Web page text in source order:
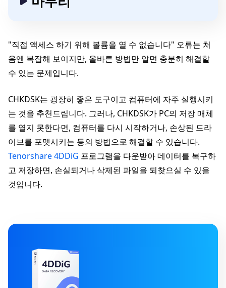
"직접 액세스 하기 위해 볼륨을 열 수 없습니다" 오류는 처
음엔 복잡해 보이지만, 올바른 방법만 알면 충분히 해결할
수 있는 문제입니다.
CHKDSK는 굉장히 좋은 도구이고 컴퓨터에 자주 실행시키
는 것을 추천드립니다. 그러나, CHKDSK가 PC의 저장 매체
를 열지 못한다면, 컴퓨터를 다시 시작하거나, 손상된 드라
이브를 포맷시키는 등의 방법으로 해결할 수 있습니다.
Tenorshare 4DDiG 프로그램을 다운받아 데이터를 복구하
고 저장하면, 손실되거나 삭제된 파일을 되찾으실 수 있을
것입니다.